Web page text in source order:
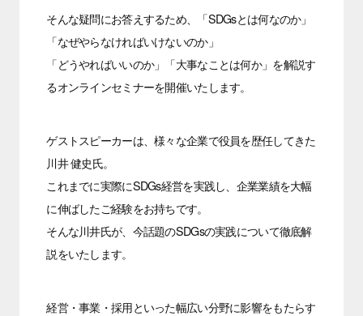
そんな疑問にお答えするため、「SDGsとは何なのか」
「なぜやらなければいけないのか」
「どうやればいいのか」「大事なことは何か」を解説す
るオンラインセミナーを開催いたします。
ゲストスピーカーは、様々な企業で役員を歴任してきた
川井 健史氏。
これまでに実際にSDGs経営を実践し、企業業績を大幅
に伸ばしたご経験をお持ちです。
そんな川井氏が、今話題のSDGsの実践について徹底解
説をいたします。
経営・事業・採用といった幅広い分野に影響をもたらす